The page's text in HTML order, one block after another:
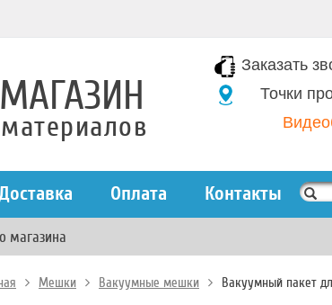
Заказать
Точки
Оплата Контакты
магазина
Мешки Вакуумные мешки Вакуумный пакет